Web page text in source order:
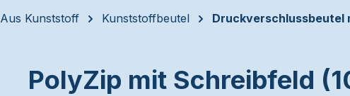
Aus Kunststoff Kunststoffbeutel Druckverschlussbeutel
PolyZip mit Schreibfeld